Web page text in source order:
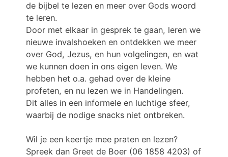
de bijbel te lezen en meer over Gods woord
te leren.
Door met elkaar in gesprek te gaan, leren we
nieuwe invalshoeken en ontdekken we meer
over God, Jezus, en hun volgelingen, en wat
we kunnen doen in ons eigen leven. We
hebben het o.a. gehad over de kleine
profeten, en nu lezen we in Handelingen.
Dit alles in een informele en luchtige sfeer,
waarbij de nodige snacks niet ontbreken.
Wil je een keertje mee praten en lezen?
Spreek dan Greet de Boer (06 1858 4203) of